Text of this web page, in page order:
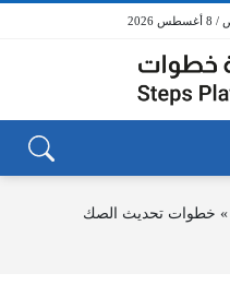
» خطوات تحديث الصك